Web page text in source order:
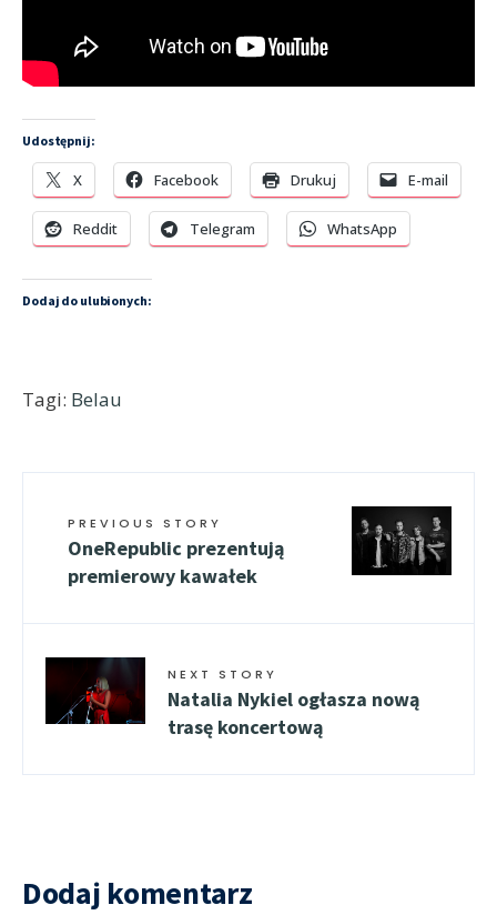
Udostępnij:
X Facebook Drukuj E-mail
Reddit Telegram WhatsApp
Dodaj do ulubionych:
Tagi: Belau
PREVIOUS STORY
OneRepublic prezentują
premierowy kawałek
NEXT STORY
Natalia Nykiel ogłasza nową
trasę koncertową
Dodaj komentarz